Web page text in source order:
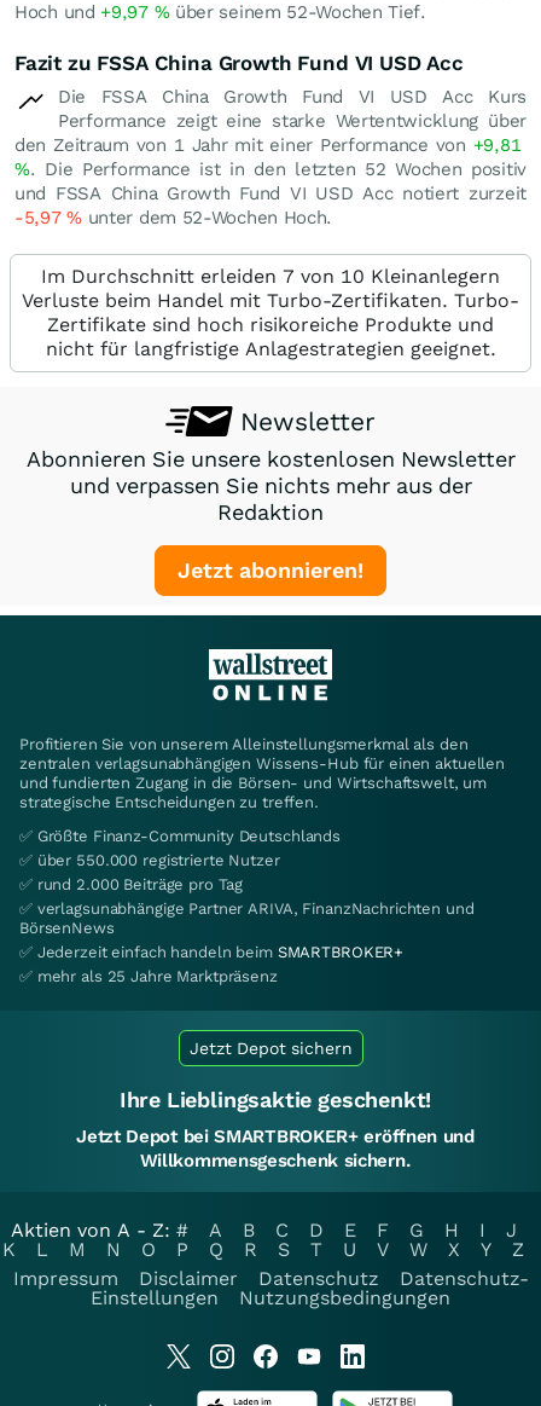
Hoch und +9,97 %über seinem 52-Wochen Tief.
Fazit zu FSSA China Growth Fund VI USD Acc
Die FSSA China Growth Fund VI USD Acc Kurs
Performance zeigt eine starke Wertentwicklung über
den Zeitraum von 1 Jahr mit einer Performance von +9,81
%. Die Performance ist in den letzten 52 Wochen positiv
und FSSA China Growth Fund VI USD Acc notiert zurzeit
-5,97%unter dem 52-Wochen Hoch.
Im Durchschnitt erleiden 7 von 10 Kleinanlegern
Verluste beim Handel mit Turbo-Zertifikaten. Turbo-
Zertifikate sind hoch risikoreiche Produkte und
nicht für langfristige Anlagestrategien geeignet.
Newsletter
Abonnieren Sie unsere kostenlosen Newsletter
und verpassen Sie nichts mehr aus der
Redaktion
Jetzt abonnieren!
Profitieren Sie von unserem Alleinstellungsmerkmal als den
zentralen verlagsunabhängigen Wissens-Hub für einen aktuellen
und fundierten Zugang in die Börsen- und Wirtschaftswelt, um
strategische Entscheidungen zu treffen.
✅ Größte Finanz-Community Deutschlands
✅ über 550.000 registrierte Nutzer
✅ rund 2.000 Beiträge pro Tag
✅ verlagsunabhängige Partner ARIVA, FinanzNachrichten und
BörsenNews
✅ Jederzeit einfach handeln beim SMARTBROKER+
✅ mehr als 25 Jahre Marktpräsenz
Jetzt Depot sichern
Ihre Lieblingsaktie geschenkt!
Jetzt Depot bei SMARTBROKER+ eröffnen und
Willkommensgeschenk sichern.
Aktien von A - Z: # A B C D E F G H I
J
K
L M N O P Q R S T U V W X Y
Z
Impressum
Disclaimer Datenschutz
Datenschutz-
Einstellungen
Nutzungsbedingungen